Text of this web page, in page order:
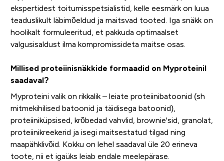
ekspertidest toitumisspetsialistid, kelle eesmärk on luua
teaduslikult läbimõeldud ja maitsvad tooted. Iga snäkk on
hoolikalt formuleeritud, et pakkuda optimaalset
valgusisaldust ilma kompromissideta maitse osas.
Millised proteiinisnäkkide formaadid on Myproteinil
saadaval?
Myproteini valik on rikkalik – leiate proteiinibatoonid (sh
mitmekihilised batoonid ja täidisega batoonid),
proteiiniküpsised, krõbedad vahvlid, brownie'sid, granolat,
proteiinikreekerid ja isegi maitsestatud tilgad ning
maapähklivõid. Kokku on lehel saadaval üle 20 erineva
toote, nii et igaüks leiab endale meelepärase.